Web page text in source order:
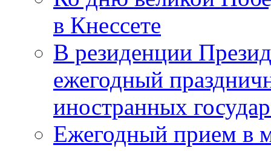
в Кнессете
В резиденции
ежегодный
иностранных
Ежегодный прием в